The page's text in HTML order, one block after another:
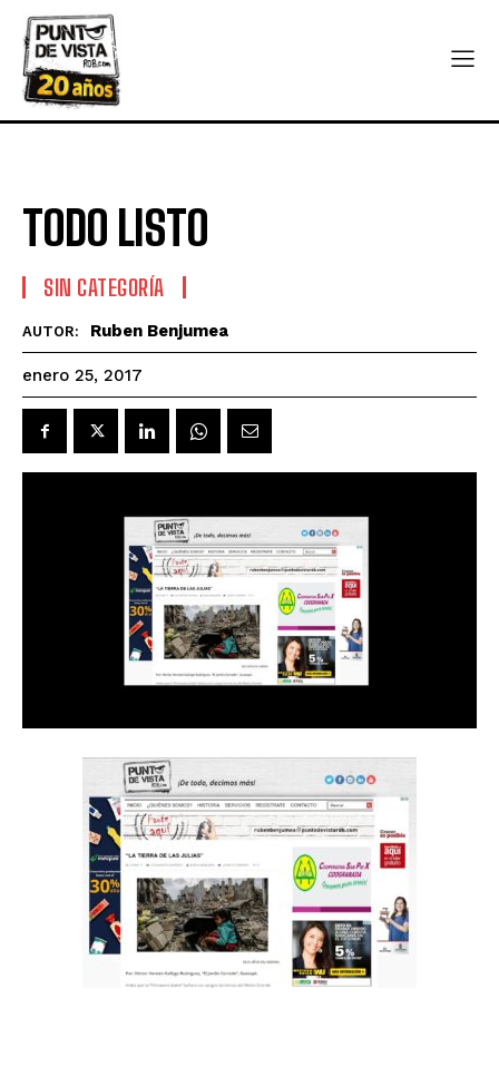
TODO LISTO
SIN CATEGORÍA
AUTOR: Ruben Benjumea
enero 25, 2017